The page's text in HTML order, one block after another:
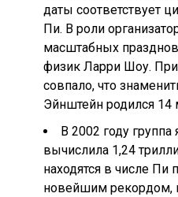
даты соответствует
Пи. В роли
масштабных
физик Ларри Шоу. При
совпало, что
Эйнштейн родился 14
В 2002 году
вычислила 1,24
находятся в числе Пи
новейшим рекордом,